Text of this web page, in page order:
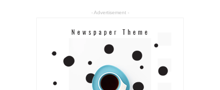
- Advertisement -